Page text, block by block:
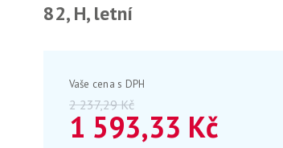
82, H, letní
Vaše cena s DPH
2 237,29 Kč
1 593,33 Kč